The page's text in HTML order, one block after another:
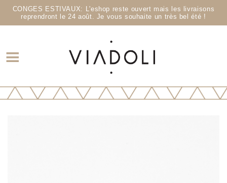
CONGES ESTIVAUX: L'eshop reste ouvert mais les livraisons
reprendront le 24 août. Je vous souhaite un très bel été !